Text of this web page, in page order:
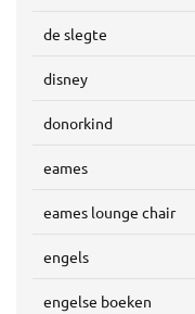
de slegte
disney
donorkind
eames
eames lounge chair
engels
engelse boeken